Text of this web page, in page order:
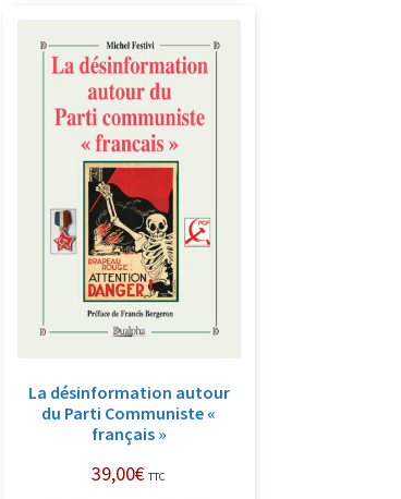
La désinformation autour
du Parti Communiste «
français »
39,00€ TTC